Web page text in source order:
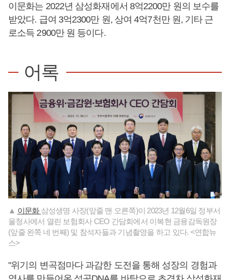
이문화는 2022년 삼성화재에서 8억2200만 원의 보수를
받았다. 급여 3억2300만 원, 상여 4억7천만 원, 기타 근
로소득 2900만 원 등이다.
어록
▲ 이문화 삼성생명 사장(앞줄 맨 오른쪽)이 2023년 12월6일 정부서
울청사에서 열린 보험회사 CEO 간담회에서 이복현 금융감독원장
(앞줄 왼쪽 네 번째) 및 참석자들과 기념촬영을 하고 있다. <연합뉴
스>
"위기의 변곡점마다 과감한 도전을 통해 성장의 경험과